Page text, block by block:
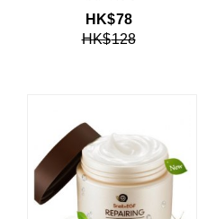
HK$78
HK$128